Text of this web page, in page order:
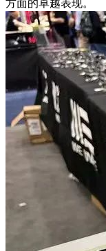
方面的卓越表现。